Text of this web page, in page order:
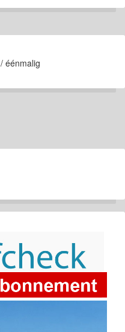
/ éénmalig